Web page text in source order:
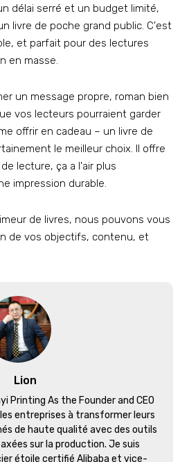
délai serré et un budget limité,
livre de poche grand public. C'est
et parfait pour des lectures
en masse.
un message propre, roman bien
vos lecteurs pourraient garder
offrir en cadeau – un livre de
le meilleur choix. Il offre
lecture, ça a l'air plus
impression durable.
de livres, nous pouvons vous
de vos objectifs, contenu, et
Lion
Printing As the Founder and CEO
entreprises à transformer leurs
de haute qualité avec des outils
sur la production. Je suis
étoile certifié Alibaba et vice-